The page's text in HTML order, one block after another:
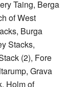
Taing, Berga
of West
Burga
Stacks,
(2), Fore
Grava
Holm of